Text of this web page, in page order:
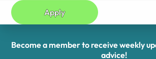
Apply
Become a member to receive weekly
advice!